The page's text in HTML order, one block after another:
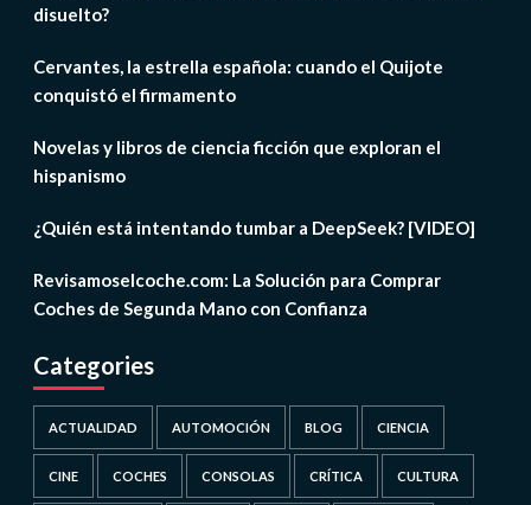
disuelto?
Cervantes, la estrella española: cuando el Quijote
conquistó el firmamento
Novelas y libros de ciencia ficción que exploran el
hispanismo
¿Quién está intentando tumbar a DeepSeek? [VIDEO]
Revisamoselcoche.com: La Solución para Comprar
Coches de Segunda Mano con Confianza
Categories
ACTUALIDAD AUTOMOCIÓN BLOG CIENCIA
CINE COCHES CONSOLAS CRÍTICA CULTURA